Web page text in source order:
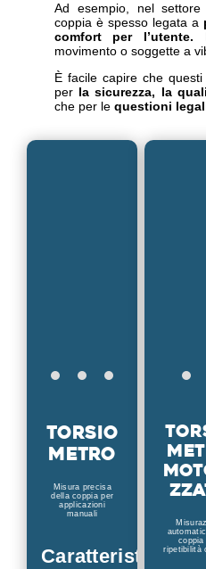
Ad esempio, nel settore
coppia è spesso legata a
comfort per l’utente.
movimento o soggette a
È facile capire che
per la sicurezza, la
che per le questioni
Torsio
metro
Misura precisa
della coppia per
applicazioni
manuali
Caratteristiche
coppia
ripetibilità